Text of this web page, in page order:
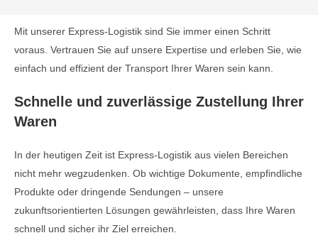
Mit unserer Express-Logistik sind Sie immer einen Schritt
voraus. Vertrauen Sie auf unsere Expertise und erleben Sie, wie
einfach und effizient der Transport Ihrer Waren sein kann.
Schnelle und zuverlässige Zustellung Ihrer
Waren
In der heutigen Zeit ist Express-Logistik aus vielen Bereichen
nicht mehr wegzudenken. Ob wichtige Dokumente, empfindliche
Produkte oder dringende Sendungen – unsere
zukunftsorientierten Lösungen gewährleisten, dass Ihre Waren
schnell und sicher ihr Ziel erreichen.